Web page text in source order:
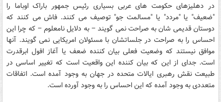
در دهلیزهای حکومت های عربی بسیاری رئیس جمهور باراک اوباما را
"ضعیف" یا "مردد" یا "مسالمت جو" توصیف می کنند. فاش می کنند که
دوستان قدیمی شان به صراحت نمی گویند – به دلایل نامعلوم – که چرا این
احساس را به صراحت در جلساتشان با مسئولان امریکایی نمی گویند. آنها
موافق نیستند که وضعیت فعلی بیان کننده ضعف یا آغاز افول ابرقدرت
است. جدای از این که بیان کننده این واقعیت است که تغییر اساسی در
طبیعت نقش رهبری ایالات متحده در جهان به وجود آمده است. اتفاقات
متعددی به وجود آمده که این احساس را به وجود آورده است.